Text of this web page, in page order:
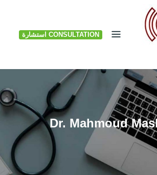
CONSULTATION استشارة
Dr. Mahmoud